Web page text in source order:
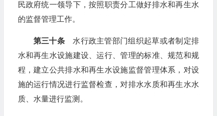
民政府统一领导下，按照职责分工做好排水和再生水
的监督管理工作。
第三十条 水行政主管部门组织起草或者制定排
水和再生水设施建设、运行、管理的标准、规范和规
程，建立公共排水和再生水设施监督管理体系，对设
施的运行情况进行监督检查，对排水水质和再生水水
质、水量进行监测。